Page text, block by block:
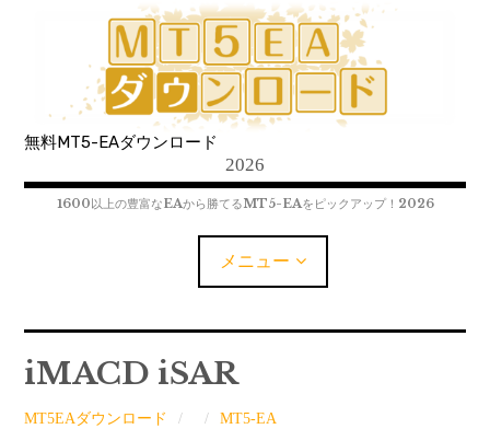
無料MT5-EAダウンロード
2026
1600以上の豊富なEAから勝てるMT5-EAをピックアップ！2026
メニュー
MT5-EAﾀﾞｳﾝﾛｰﾄﾞ
MT5インジケーター(制限解除中)
iMACD iSAR
MT5EAダウンロード MT5-EA